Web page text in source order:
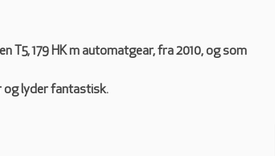
T5, 179 HK m automatgear, fra 2010, og som
og lyder fantastisk.